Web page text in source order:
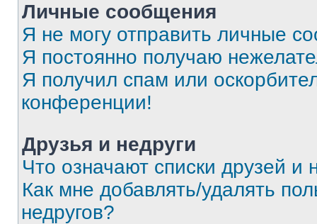
Личные сообщения
Я не могу отправить личные
Я постоянно получаю
Я получил спам или
конференции!
Друзья и недруги
Что означают списки друзей и
Как мне добавлять/удалять
недругов?